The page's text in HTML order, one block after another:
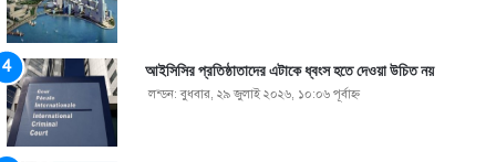
আইসিসির প্রতিষ্ঠাতাদের এটাকে ধ্বংস হতে দেওয়া উচিত নয়
লন্ডন: বুধবার, ২৯ জুলাই ২০২৬, ১০:০৬ পূর্বাহ্ণ